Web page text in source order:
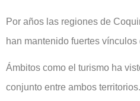
Por años las regiones de
han mantenido fuertes
Ámbitos como el turismo ha
conjunto entre ambos